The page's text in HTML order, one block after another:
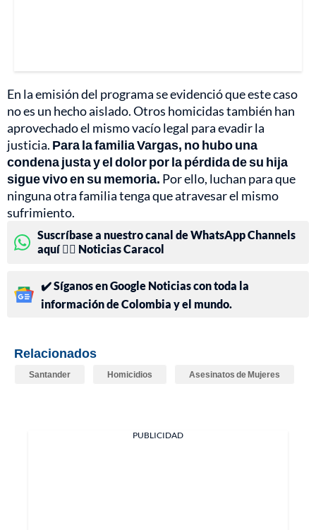
En la emisión del programa se evidenció que este caso
no es un hecho aislado. Otros homicidas también han
aprovechado el mismo vacío legal para evadir la
justicia. Para la familia Vargas, no hubo una
condena justa y el dolor por la pérdida de su hija
sigue vivo en su memoria. Por ello, luchan para que
ninguna otra familia tenga que atravesar el mismo
sufrimiento.
Suscríbase a nuestro canal de WhatsApp Channels
aquí 👉🏻 Noticias Caracol
✔️ Síganos en Google Noticias con toda la
información de Colombia y el mundo.
Relacionados
Santander Homicidios Asesinatos de Mujeres
PUBLICIDAD